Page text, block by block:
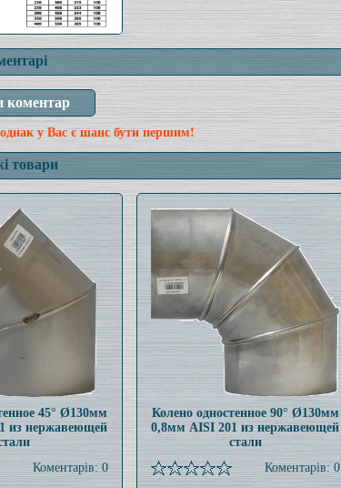
у Вас є шанс бути першим!
товари
45° Ø130мм
из нержавеющей
Коментарів: 0
Колено одностенное 90° Ø130мм
0,8мм AISI 201 из нержавеющей
стали
Коментарів: 0